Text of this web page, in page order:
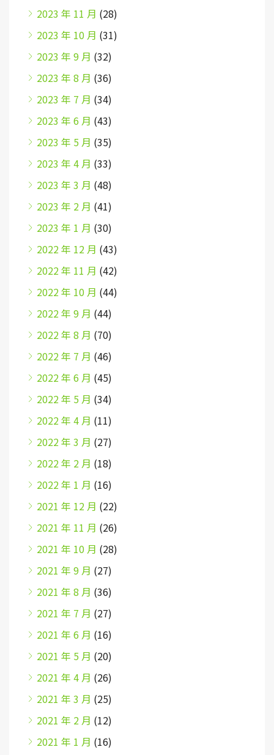
2023 年 11 月 (28)
2023 年 10 月 (31)
2023 年 9 月 (32)
2023 年 8 月 (36)
2023 年 7 月 (34)
2023 年 6 月 (43)
2023 年 5 月 (35)
2023 年 4 月 (33)
2023 年 3 月 (48)
2023 年 2 月 (41)
2023 年 1 月 (30)
2022 年 12 月 (43)
2022 年 11 月 (42)
2022 年 10 月 (44)
2022 年 9 月 (44)
2022 年 8 月 (70)
2022 年 7 月 (46)
2022 年 6 月 (45)
2022 年 5 月 (34)
2022 年 4 月 (11)
2022 年 3 月 (27)
2022 年 2 月 (18)
2022 年 1 月 (16)
2021 年 12 月 (22)
2021 年 11 月 (26)
2021 年 10 月 (28)
2021 年 9 月 (27)
2021 年 8 月 (36)
2021 年 7 月 (27)
2021 年 6 月 (16)
2021 年 5 月 (20)
2021 年 4 月 (26)
2021 年 3 月 (25)
2021 年 2 月 (12)
2021 年 1 月 (16)